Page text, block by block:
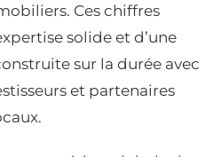
Ces chiffres
solide et d’une
sur la durée avec
et partenaires